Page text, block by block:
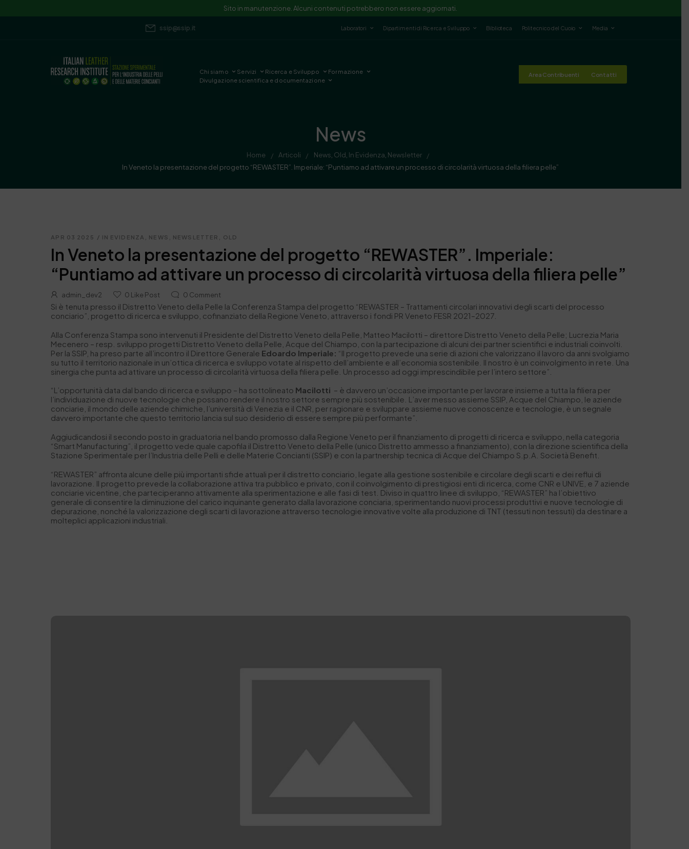
Sito in manutenzione. Alcuni contenuti potrebbero non essere aggiornati.
ssip@ssip.it Laboratori Dipartimenti di Ricerca e Sviluppo Biblioteca Politecnico del Cuoio Media
Chi siamo Servizi Ricerca e Sviluppo
Formazione
Divulgazione scientifica e documentazione
Area Contribuenti Contatti
News
Home / Articoli / News Old In Evidenza Newsletter
/
In Veneto la presentazione del progetto “REWASTER”. Imperiale: “Puntiamo ad attivare un processo di circolarità virtuosa della filiera pelle”
APR 03 2025 / IN EVIDENZA NEWS NEWSLETTER OLD
In Veneto la presentazione del progetto “REWASTER”. Imperiale:
“Puntiamo ad attivare un processo di circolarità virtuosa della filiera pelle”
admin_dev2 0 Like Post 0 Comment
Si è tenuta presso il Distretto Veneto della Pelle la Conferenza Stampa del progetto “REWASTER – Trattamenti circolari innovativi degli scarti del processo
conciario”, progetto di ricerca e sviluppo, cofinanziato della Regione Veneto, attraverso i fondi PR Veneto FESR 2021–2027.
Alla Conferenza Stampa sono intervenuti il Presidente del Distretto Veneto della Pelle, Matteo Macilotti – direttore Distretto Veneto della Pelle; Lucrezia Maria
Mecenero – resp. sviluppo progetti Distretto Veneto della Pelle, Acque del Chiampo, con la partecipazione di alcuni dei partner scientifici e industriali coinvolti.
Per la SSIP, ha preso parte all’incontro il Direttore Generale Edoardo Imperiale: “Il progetto prevede una serie di azioni che valorizzano il lavoro da anni svolgiamo
su tutto il territorio nazionale in un’ottica di ricerca e sviluppo votate al rispetto dell’ambiente e all’economia sostenibile. Il nostro è un coinvolgimento in rete. Una
sinergia che punta ad attivare un processo di circolarità virtuosa della filiera pelle. Un processo ad oggi imprescindibile per l’intero settore”.
“L’opportunità data dal bando di ricerca e sviluppo – ha sottolineato Macilotti – è davvero un’occasione importante per lavorare insieme a tutta la filiera per
l’individuazione di nuove tecnologie che possano rendere il nostro settore sempre più sostenibile. L’aver messo assieme SSIP, Acque del Chiampo, le aziende
conciarie, il mondo delle aziende chimiche, l’università di Venezia e il CNR, per ragionare e sviluppare assieme nuove conoscenze e tecnologie, è un segnale
davvero importante che questo territorio lancia sul suo desiderio di essere sempre più performante”.
Aggiudicandosi il secondo posto in graduatoria nel bando promosso dalla Regione Veneto per il finanziamento di progetti di ricerca e sviluppo, nella categoria
“Smart Manufacturing”, il progetto vede quale capofila il Distretto Veneto della Pelle (unico Distretto ammesso a finanziamento), con la direzione scientifica della
Stazione Sperimentale per l’Industria delle Pelli e delle Materie Concianti (SSIP) e con la partnership tecnica di Acque del Chiampo S.p.A. Società Benefit.
“REWASTER” affronta alcune delle più importanti sfide attuali per il distretto conciario, legate alla gestione sostenibile e circolare degli scarti e dei reflui di
lavorazione. Il progetto prevede la collaborazione attiva tra pubblico e privato, con il coinvolgimento di prestigiosi enti di ricerca, come CNR e UNIVE, e 7 aziende
conciarie vicentine, che parteciperanno attivamente alla sperimentazione e alle fasi di test. Diviso in quattro linee di sviluppo, “REWASTER” ha l’obiettivo
generale di consentire la diminuzione del carico inquinante generato dalla lavorazione conciaria, sperimentando nuovi processi produttivi e nuove tecnologie di
depurazione, nonché la valorizzazione degli scarti di lavorazione attraverso tecnologie innovative volte alla produzione di TNT (tessuti non tessuti) da destinare a
molteplici applicazioni industriali.